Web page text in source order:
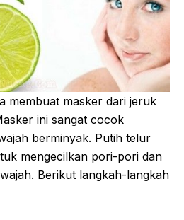
membuat masker dari jeruk
ini sangat cocok
berminyak. Putih telur
mengecilkan pori-pori dan
Berikut langkah-langkah